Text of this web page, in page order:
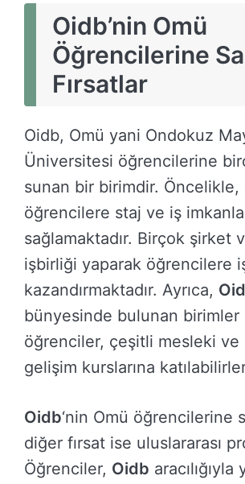
Oidb’nin Omü
Öğrencilerine
Fırsatlar
Oidb, Omü yani Ondokuz
Üniversitesi öğrencilerine
sunan bir birimdir. Öncelikle,
öğrencilere staj ve iş
sağlamaktadır. Birçok şirket
işbirliği yaparak öğrencilere
kazandırmaktadır. Ayrıca,
bünyesinde bulunan birimler
öğrenciler, çeşitli mesleki ve
gelişim kurslarına
Oidb‘nin Omü öğrencilerine
diğer fırsat ise uluslararası
Öğrenciler, Oidb aracılığıyla